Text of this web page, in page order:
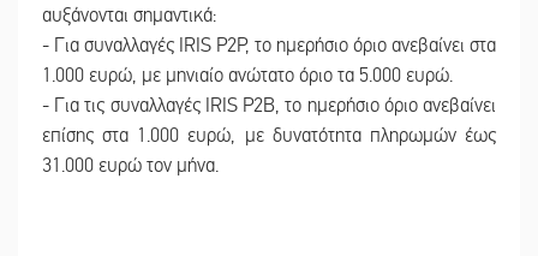
αυξάνονται σημαντικά:
- Για συναλλαγές IRIS P2P, το ημερήσιο όριο ανεβαίνει στα
1.000 ευρώ, με μηνιαίο ανώτατο όριο τα 5.000 ευρώ.
- Για τις συναλλαγές IRIS P2B, το ημερήσιο όριο ανεβαίνει
επίσης στα 1.000 ευρώ, με δυνατότητα πληρωμών έως
31.000 ευρώ τον μήνα.